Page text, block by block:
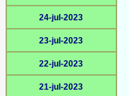
24-jul-2023
23-jul-2023
22-jul-2023
21-jul-2023